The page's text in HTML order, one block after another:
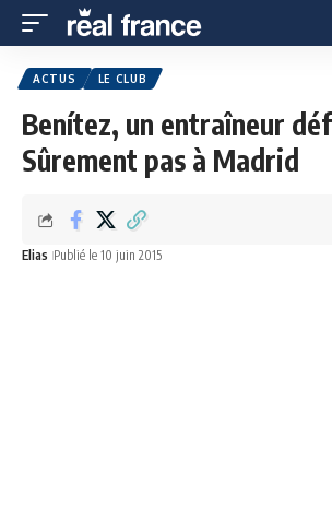
ACTUS LE CLUB
Benítez, un entraîneur
Sûrement pas à Madrid
Elias Publié le 10 juin 2015